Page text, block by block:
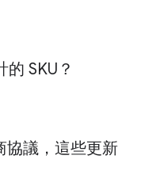
SKU？
協議，這些更新